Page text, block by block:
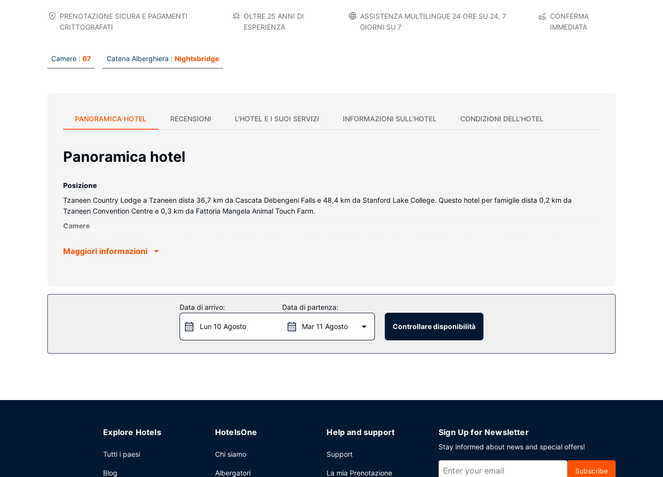
PRENOTAZIONE SICURA E PAGAMENTI
CRITTOGRAFATI
OLTRE 25 ANNI DI
ESPERIENZA
ASSISTENZA MULTILINGUE 24 ORE SU 24, 7
GIORNI SU 7
CONFERMA
IMMEDIATA
Camere : 67 Catena Alberghiera : Nightsbridge
PANORAMICA HOTEL RECENSIONI L'HOTEL E I SUOI SERVIZI INFORMAZIONI SULL'HOTEL CONDIZIONI DELL'HOTEL
Panoramica hotel
Posizione
Tzaneen Country Lodge a Tzaneen dista 36,7 km da Cascata Debengeni Falls e 48,4 km da Stanford Lake College. Questo hotel per famiglie dista 0,2 km da
Tzaneen Convention Centre e 0,3 km da Fattoria Mangela Animal Touch Farm.
Camere
doppio strato, completo di copriletto in piuma e biancheria da letto di alta qualità. Il Wi-Fi gratuito ti consente di restare in contatto con il mondo, mentre la TV con
Rilassati presso la spa con servizi completi, dove ti attendono massaggi, trattamenti per il corpo e trattamenti per il viso. Il divertimento è assicurato grazie ad
un'ampia gamma di servizi, che include 3 piscine all'aperto, una saunae una palestra. Questo hotel in stile coloniale propone il Wi-Fi gratuito, servizi di concierge e un
servizio babysitter a pagamento. Grazie alla navetta locale (con supplemento), sarà semplicissimo raggiungere le vicine attrazioni.
Mangia un boccone in uno dei 2 ristoranti e al bar/caffetteria presenti presso un hotel oppure richiedi il comodo servizio in camera con orario limitato. La sete si fa
Maggiori informazioni
Data di arrivo:
Lun 10 Agosto
Data di partenza:
Mar 11 Agosto Controllare disponibilità
Explore Hotels
Tutti i paesi
Blog
HotelsOne
Chi siamo
Albergatori
Help and support
Support
La mia Prenotazione
Sign Up for Newsletter
Stay informed about news and special offers!
Subscribe